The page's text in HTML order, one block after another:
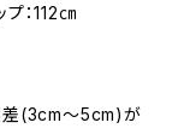
プ：112㎝
差(3cm〜5cm)が